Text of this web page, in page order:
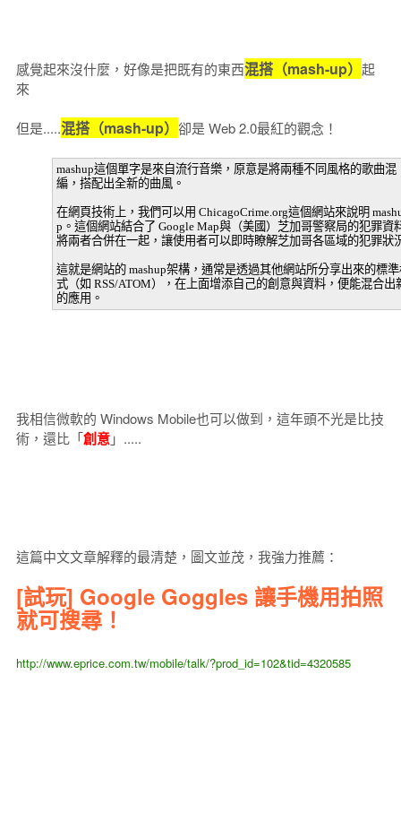
感覺起來沒什麼，好像是把既有的東西混搭（mash-up） 起
來
但是.....混搭（mash-up） 卻是 Web 2.0最紅的觀念！
mashup這個單字是來自流行音樂，原意是將兩種不同風格的歌曲混
編，搭配出全新的曲風。
在網頁技術上，我們可以用 ChicagoCrime.org這個網站來說明
p。這個網站結合了 Google Map與（美國）芝加哥警察局的犯罪資
將兩者合併在一起，讓使用者可以即時瞭解芝加哥各區域的犯罪狀
這就是網站的 mashup架構，通常是透過其他網站所分享出來的標
式（如 RSS/ATOM），在上面增添自己的創意與資料，便能混合出
的應用。
我相信微軟的 Windows Mobile也可以做到，這年頭不光是比技
術，還比「創意」.....
這篇中文文章解釋的最清楚，圖文並茂，我強力推薦：
[試玩] Google Goggles 讓手機用拍照
就可搜尋！
http://www.eprice.com.tw/mobile/talk/?prod_id=102&tid=4320585